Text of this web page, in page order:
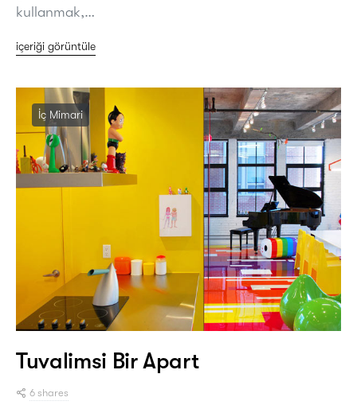
kullanmak,…
içeriği görüntüle
İç Mimari
Tuvalimsi Bir Apart
6 shares